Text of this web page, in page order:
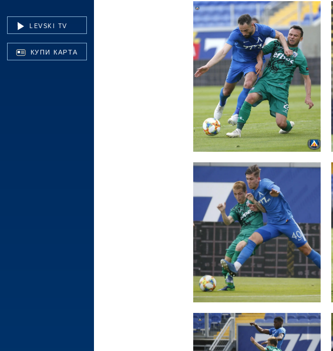
LEVSKI TV
КУПИ КАРТА